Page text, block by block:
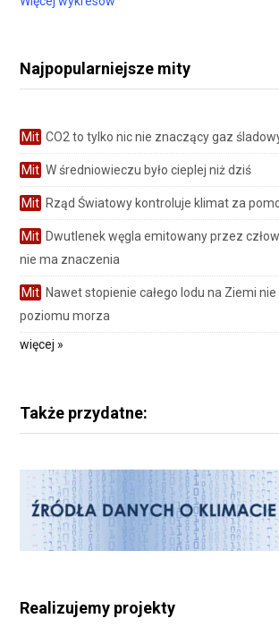
Najpopularniejsze mity
Mit CO2 to tylko nic nie znaczący gaz
Mit W średniowieczu było cieplej niż dziś
Mit Rząd Światowy kontroluje klimat za
Mit Dwutlenek węgla emitowany przez
nie ma znaczenia
Mit Nawet stopienie całego lodu na Ziemi
poziomu morza
więcej »
Także przydatne:
Realizujemy projekty